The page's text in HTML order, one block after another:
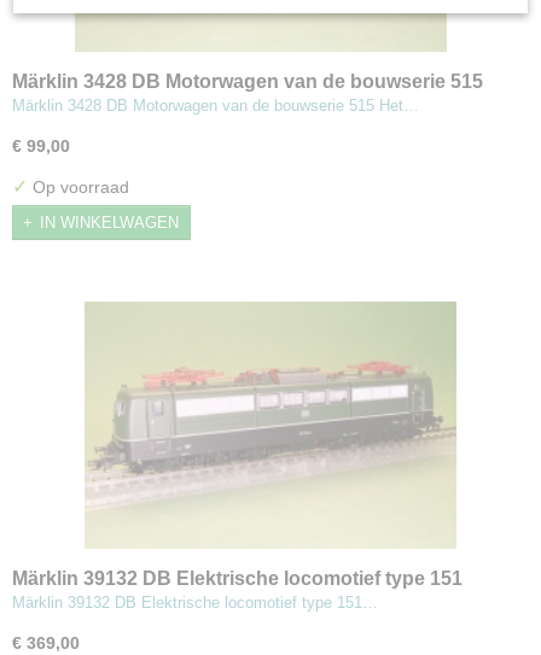
Märklin 3428 DB Motorwagen van de bouwserie 515
Märklin 3428 DB Motorwagen van de bouwserie 515 Het…
€ 99,00
✓ Op voorraad
IN WINKELWAGEN
Märklin 39132 DB Elektrische locomotief type 151
Märklin 39132 DB Elektrische locomotief type 151…
€ 369,00